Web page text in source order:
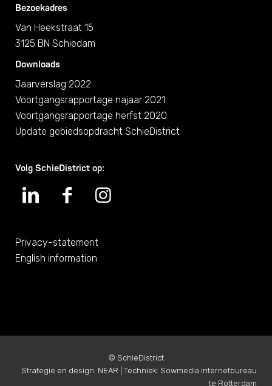
Bezoekadres
Van Heekstraat 15
3125 BN Schiedam
Downloads
Jaarverslag 2022
Voortgangsrapportage najaar 2021
Voortgangsrapportage herfst 2020
Update gebiedsopdracht SchieDistrict
Volg SchieDistrict op:
Privacy-statement
English information
© SchieDistrict
Strategie en design: NEAR | Techniek: Sowmedia internetbureau
te Rotterdam